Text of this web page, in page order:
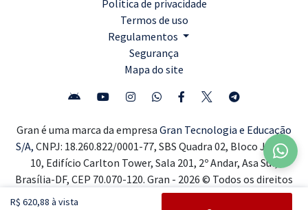
R$ 620,88 à vista
Política de privacidade
Termos de uso
Regulamentos
Segurança
Mapa do site
Gran é uma marca da empresa Gran Tecnologia e Educação
S/A, CNPJ: 18.260.822/0001-77, SBS Quadra 02, Bloco J, Lote
10, Edifício Carlton Tower, Sala 201, 2º Andar, Asa Sul,
Brasília-DF, CEP 70.070-120. Gran - 2026 © Todos os direitos
reservados ®